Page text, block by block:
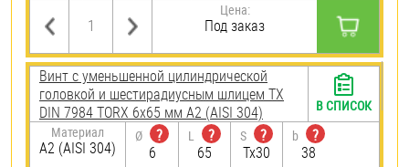
Цена:
Под заказ
Винт с уменьшенной цилиндрической
головкой и шестирадиусным шлицем TX
DIN 7984 TORX 6х65 мм А2 (AISI 304)
Материал
А2 (AISI 304)
Ø
?
6
L
?
65
S
?
Tx30
b
?
38
В СПИСОК